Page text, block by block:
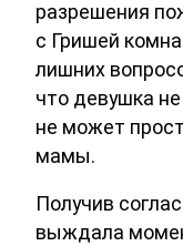
разрешения
с Гришей
лишних
что девушка
не может
мамы.
Получив
выждала